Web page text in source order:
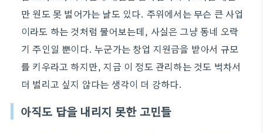
만 원도 못 벌어가는 날도 있다. 주위에서는 무슨 큰 사업
이라도 하는 것처럼 물어보는데, 사실은 그냥 동네 오락
기 주인일 뿐이다. 누군가는 창업 지원금을 받아서 규모
를 키우라고 하지만, 지금 이 정도 관리하는 것도 벅차서
더 벌리고 싶지 않다는 생각이 더 강하다.
아직도 답을 내리지 못한 고민들